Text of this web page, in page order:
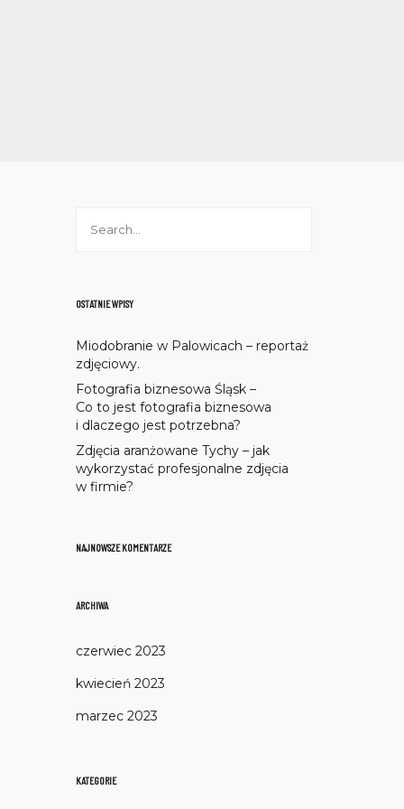
OSTATNIE WPISY
Miodobranie w Palowicach – reportaż
zdjęciowy.
Fotografia biznesowa Śląsk –
Co to jest fotografia biznesowa
i dlaczego jest potrzebna?
Zdjęcia aranżowane Tychy – jak
wykorzystać profesjonalne zdjęcia
w firmie?
NAJNOWSZE KOMENTARZE
ARCHIWA
czerwiec 2023
kwiecień 2023
marzec 2023
KATEGORIE